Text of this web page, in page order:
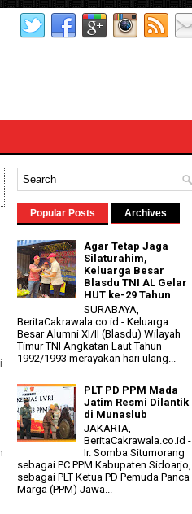
Popular Posts Archives
Agar Tetap Jaga
Silaturahim,
Keluarga Besar
Blasdu TNI AL Gelar
HUT ke-29 Tahun
SURABAYA,
BeritaCakrawala.co.id - Keluarga
Besar Alumni XI/II (Blasdu) Wilayah
Timur TNI Angkatan Laut Tahun
1992/1993 merayakan hari ulang...
PLT PD PPM Mada
Jatim Resmi Dilantik
di Munaslub
JAKARTA,
BeritaCakrawala.co.id -
Ir. Somba Situmorang
sebagai PC PPM Kabupaten Sidoarjo,
sebagai PLT Ketua PD Pemuda Panca
Marga (PPM) Jawa...